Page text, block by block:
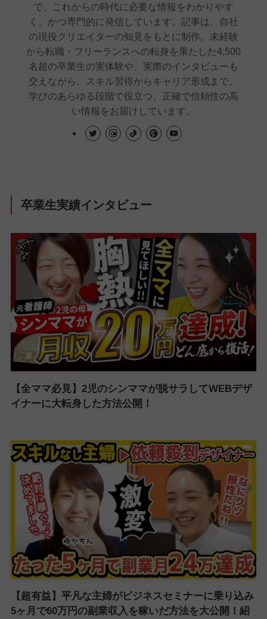
で、これからの時代に必要な情報をわかりやす
く、かつ専門的に発信しています。記事は、自社
の現役クリエイターの知見をもとに制作。未経験
から転職・フリーランスへの転身を果たした4,500
名超の卒業生の実体験や、実際のインタビューも
交えながら、スキル習得からキャリア形成まで、
学びのあらゆる段階で役立つ、正確で信頼性の高
い情報をお届けしています。
卒業生実績インタビュー
【全ママ必見】2児のシンママが脱サラしてWEBデザ
イナーに大転身した方法公開！
【超有益】平凡な主婦がビジネスセミナーに乗り込み
5ヶ月で60万円の副業収入を稼いだ方法を大公開！紹